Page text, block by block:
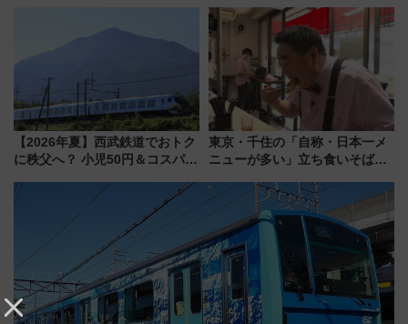
を快適移動
【2026年夏】西武鉄道でおトク
に秩父へ？ 小児50円＆コスパ最
族旅行！ 深夜の正丸トンネル探
検や特急ラビューも
東京・千住の「自称・日本一メ
ニューが多い」立ち食いそば屋
地のふらっと立ち食いそば』
7/27夜10時～放送